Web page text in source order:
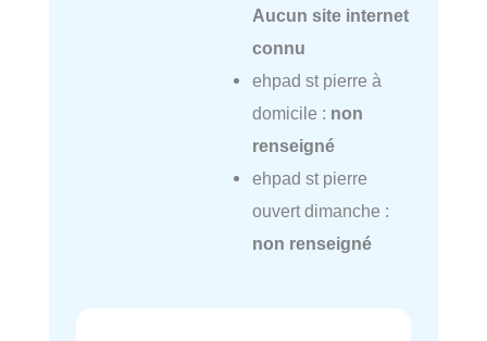
Aucun site internet
connu
ehpad st pierre à
domicile : non
renseigné
ehpad st pierre
ouvert dimanche :
non renseigné